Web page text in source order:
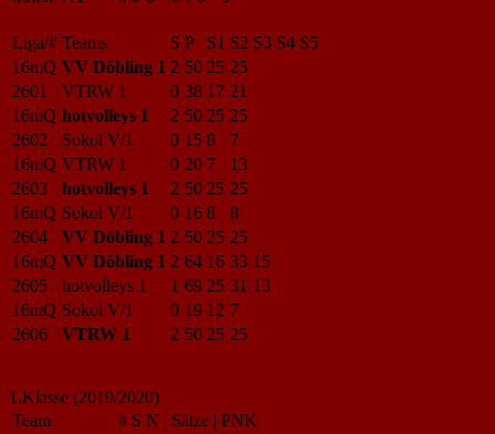
Liga/# Teams S P S1 S2 S3 S4 S5
16mQ VV Döbling 1 2 50 25 25
2601
VTRW 1 0 38 17 21
16mQ hotvolleys 1 2 50 25 25
2602
Sokol V/1 0 15 8
7
16mQ VTRW 1 0 20 7
13
2603
hotvolleys 1 2 50 25 25
16mQ Sokol V/1 0 16 8
8
2604
VV Döbling 1 2 50 25 25
16mQ VV Döbling 1 2 64 16 33 15
2605
hotvolleys 1 1 69 25 31 13
16mQ Sokol V/1 0 19 12 7
2606
VTRW 1 2 50 25 25
1.Klasse (2019/2020)
Team
# S N | Sätze | PNK